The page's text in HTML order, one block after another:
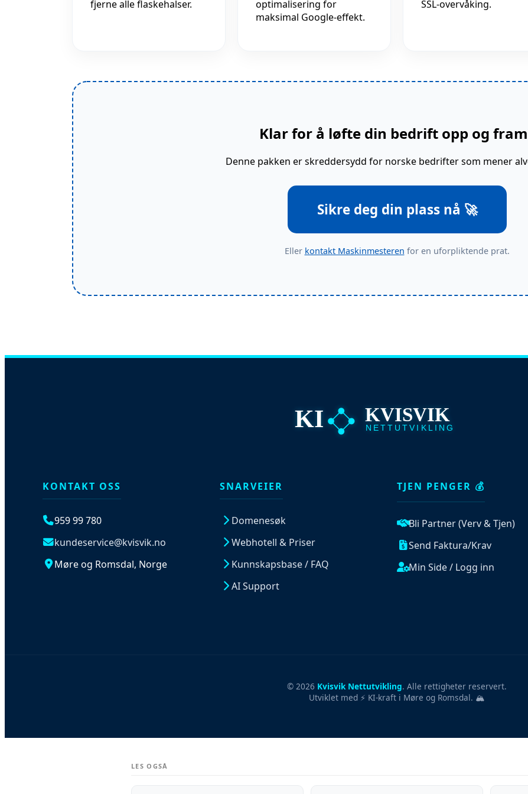
fjerne alle flaskehalser.
optimalisering for
maksimal Google-effekt.
SSL-overvåking.
Klar for å løfte din bedrift opp og
Denne pakken er skreddersydd for norske bedrifter som mener
Sikre deg din plass nå 🚀
Eller kontakt Maskinmesteren for en uforpliktende prat.
KI KVISVIK
NETTUTVIKLING
KONTAKT OSS
959 99 780
kundeservice@kvisvik.no
Møre og Romsdal, Norge
SNARVEIER
Domenesøk
Webhotell & Priser
Kunnskapsbase / FAQ
AI Support
TJEN PENGER 💰
Bli Partner (Verv & Tjen)
Send Faktura/Krav
Min Side / Logg inn
© 2026 Kvisvik Nettutvikling. Alle rettigheter reservert.
Utviklet med ⚡ KI-kraft i Møre og Romsdal. 🏔️
LES OGSÅ